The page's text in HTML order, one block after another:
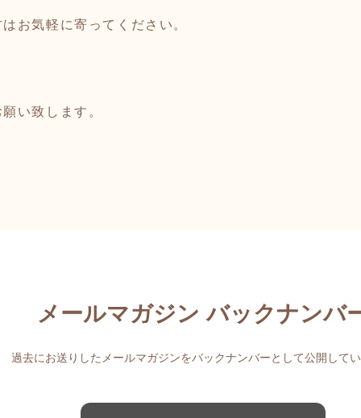
お気軽に寄ってください。
い致します。
メールマガジン バックナンバ
過去にお送りしたメールマガジンをバックナンバーとして公開してい